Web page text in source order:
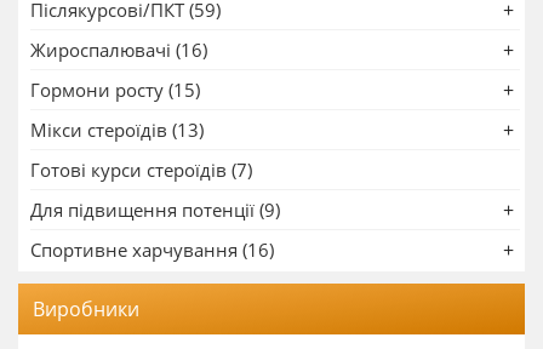
Післякурсові/ПКТ (59)
Жироспалювачі (16)
Гормони росту (15)
Мікси стероїдів (13)
Готові курси стероїдів (7)
Для підвищення потенції (9)
Спортивне харчування (16)
Виробники